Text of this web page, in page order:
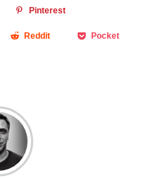
Pinterest
Reddit Pocket